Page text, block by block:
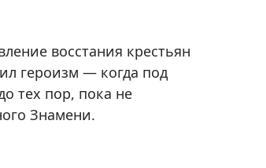
восстания крестьян
героизм — когда под
тех пор, пока не
Знамени.